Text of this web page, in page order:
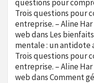
questions pour
Trois questions pour
entreprise. – Aline
webdans Les
mentale : un antidote
Trois questions pour
entreprise. – Aline
webdansComment